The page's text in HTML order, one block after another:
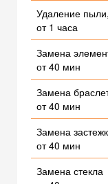
Удаление
от 1 часа
Замена
от 40 мин
Замена
от 40 мин
Замена
от 40 мин
Замена стекла